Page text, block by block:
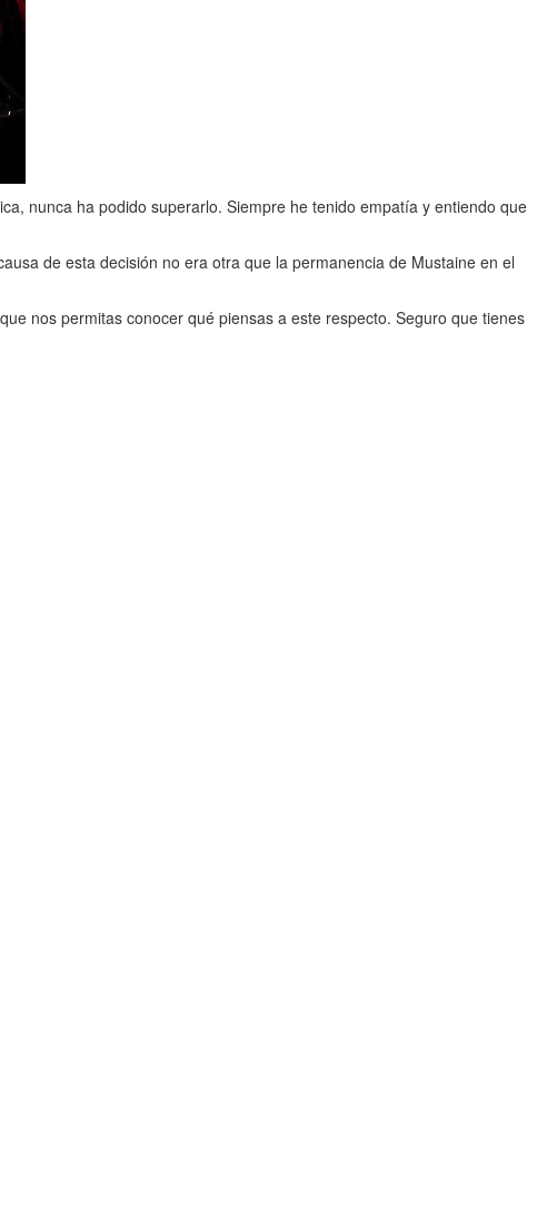
nunca ha podido superarlo. Siempre he tenido empatía y entiendo que
de esta decisión no era otra que la permanencia de Mustaine en el
nos permitas conocer qué piensas a este respecto. Seguro que tienes